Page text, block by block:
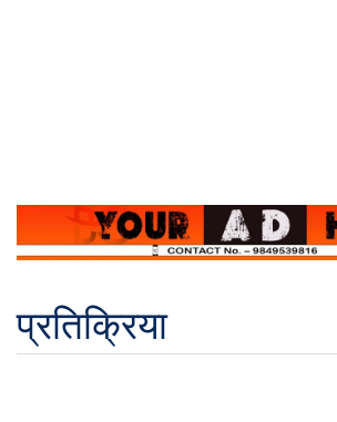
प्रतिक्रिया